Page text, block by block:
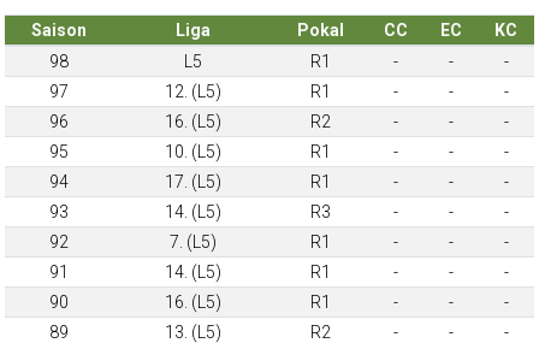
Saison Liga Pokal CC EC
KC
98
L5 R1 - -
-
97
12. (L5) R1 - -
-
96
16. (L5) R2 - -
-
95
10. (L5) R1 - -
-
94
17. (L5) R1 - -
-
93
14. (L5) R3 - -
-
92
7. (L5) R1 - -
-
91
14. (L5) R1 - -
-
90
16. (L5) R1 - -
-
89
13. (L5) R2 - -
-